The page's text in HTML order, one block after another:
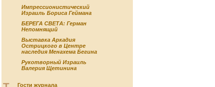
Импрессионистический
Израиль Бориса Геймана
БЕРЕГА СВЕТА: Герман
Непомнящий
Выставка Аркадия
Острицкого в Центре
наследия Менахема Бегина
Рукотворный Израиль
Валерия Щетинина
Гости журнала